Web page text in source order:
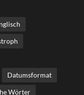
Datumsformat
Wörter